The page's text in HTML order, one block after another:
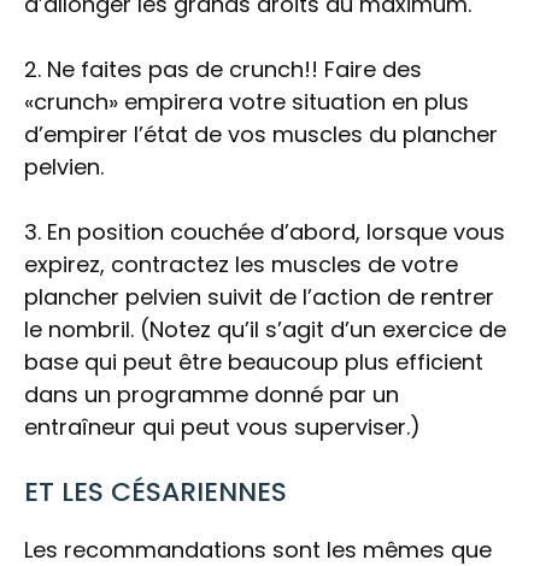
2. Ne faites pas de crunch!! Faire des
«crunch» empirera votre situation en plus
d’empirer l’état de vos muscles du plancher
pelvien.
3. En position couchée d’abord, lorsque vous
expirez, contractez les muscles de votre
plancher pelvien suivit de l’action de rentrer
le nombril. (Notez qu’il s’agit d’un exercice de
base qui peut être beaucoup plus efficient
dans un programme donné par un
entraîneur qui peut vous superviser.)
ET LES CÉSARIENNES
Les recommandations sont les mêmes que